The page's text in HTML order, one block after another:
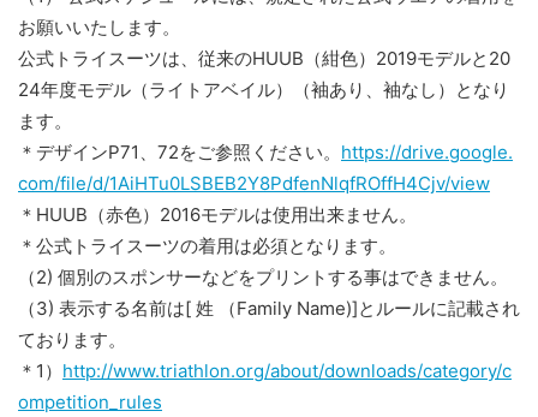
お願いいたします。
公式トライスーツは、従来のHUUB（紺色）2019モデルと20
24年度モデル（ライトアベイル）（袖あり、袖なし）となり
ます。
＊デザインP71、72をご参照ください。 https://drive.google.
com/file/d/1AiHTu0LSBEB2Y8PdfenNlqfROffH4Cjv/view
＊HUUB（赤色）2016モデルは使用出来ません。
＊公式トライスーツの着用は必須となります。
（2) 個別のスポンサーなどをプリントする事はできません。
（3) 表示する名前は[ 姓 （Family Name)]とルールに記載され
ております。
＊1） http://www.triathlon.org/about/downloads/category/c
ompetition_rules